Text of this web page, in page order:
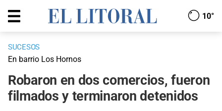
10°
SUCESOS
En barrio Los Hornos
Robaron en dos comercios, fueron
filmados y terminaron detenidos